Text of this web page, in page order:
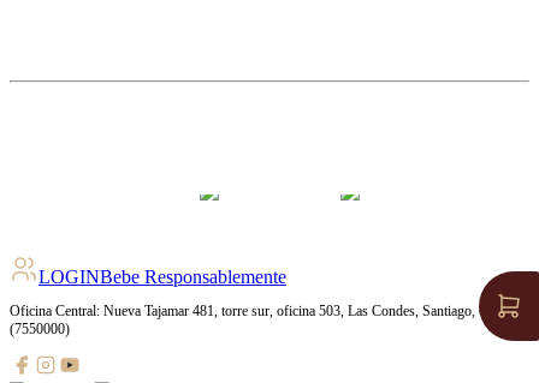
LOGINBebe Responsablemente
Oficina Central: Nueva Tajamar 481, torre sur, oficina 503, Las Condes, Santiago, Chile
(7550000)